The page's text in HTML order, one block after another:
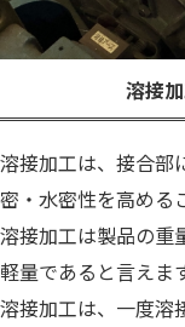
溶接
溶接加工は、接合部
密・水密性を高める
溶接加工は製品の重
軽量であると言えま
溶接加工は、一度溶